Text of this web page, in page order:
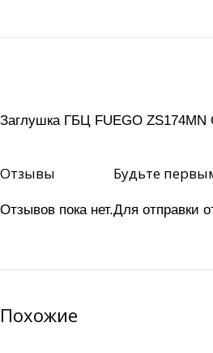
Заглушка ГБЦ FUEGO ZS174MN
Отзывы
Отзывов пока нет.
Будьте
Для отправки
Похожие